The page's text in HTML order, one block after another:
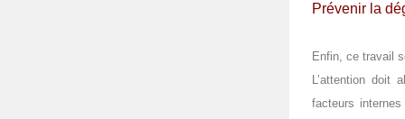
Prévenir la
Enfin, ce travail
L’attention doit
facteurs